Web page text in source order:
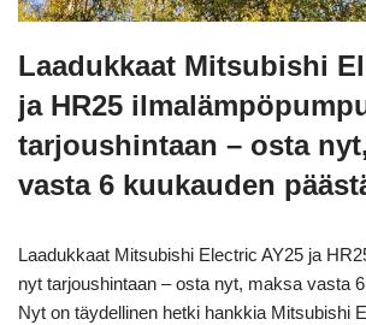
Laadukkaat Mitsubishi
ja HR25
tarjoushintaan – osta
vasta 6 kuukauden
Laadukkaat Mitsubishi Electric AY25 ja
nyt tarjoushintaan – osta nyt, maksa vasta
Nyt on täydellinen hetki hankkia Mitsubishi